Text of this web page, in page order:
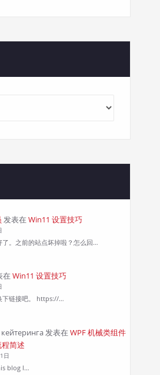
发表在 Win11 设置技巧
了。之前的站点坏掉啦？怎么回…
在 Win11 设置技巧
下链接吧。 https://…
发表在 WPF 机械类组件
简述
日
blog l…